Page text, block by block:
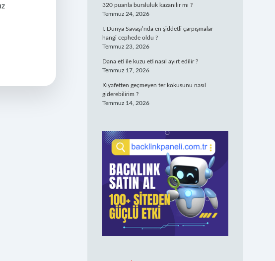
320 puanla bursluluk kazanılır mı ?
Temmuz 24, 2026
I. Dünya Savaşı’nda en şiddetli çarpışmalar
hangi cephede oldu ?
Temmuz 23, 2026
Dana eti ile kuzu eti nasıl ayırt edilir ?
Temmuz 17, 2026
Kıyafetten geçmeyen ter kokusunu nasıl
giderebilirim ?
Temmuz 14, 2026